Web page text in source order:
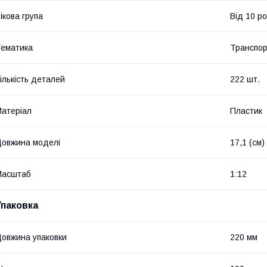
група Від 10
деталей 222 шт.
Пластик
моделі 17,1 (см)
1:12
упаковки 220 мм